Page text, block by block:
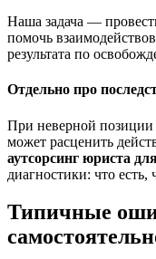
Наша задача —
помочь
результата по
Отдельно про
При неверной
может расценить
аутсорсинг юриста
диагностики: что
Типичные